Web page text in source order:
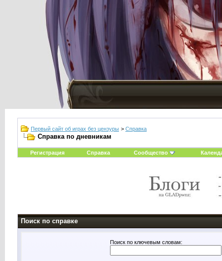
Первый сайт об играх без цензуры > Справка
Справка по дневникам
Регистрация Справка Сообщество
Поиск по справке
Поиск по ключевым словам: